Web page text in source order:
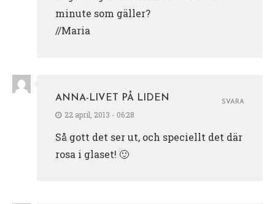
minute som gäller?
//Maria
ANNA-LIVET PÅ LIDEN
22 april, 2013 - 06:28
Så gott det ser ut, och speciellt det där
rosa i glaset! 🙂
SVARA